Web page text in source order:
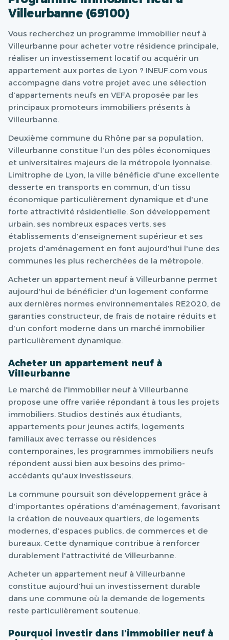
Villeurbanne (69100)
Vous recherchez un programme immobilier neuf à
Villeurbanne pour acheter votre résidence principale,
réaliser un investissement locatif ou acquérir un
appartement aux portes de Lyon ? INEUF.com vous
accompagne dans votre projet avec une sélection
d'appartements neufs en VEFA proposée par les
principaux promoteurs immobiliers présents à
Villeurbanne.
Deuxième commune du Rhône par sa population,
Villeurbanne constitue l'un des pôles économiques
et universitaires majeurs de la métropole lyonnaise.
Limitrophe de Lyon, la ville bénéficie d'une excellente
desserte en transports en commun, d'un tissu
économique particulièrement dynamique et d'une
forte attractivité résidentielle. Son développement
urbain, ses nombreux espaces verts, ses
établissements d'enseignement supérieur et ses
projets d'aménagement en font aujourd'hui l'une des
communes les plus recherchées de la métropole.
Acheter un appartement neuf à Villeurbanne permet
aujourd'hui de bénéficier d'un logement conforme
aux dernières normes environnementales RE2020, de
garanties constructeur, de frais de notaire réduits et
d'un confort moderne dans un marché immobilier
particulièrement dynamique.
Acheter un appartement neuf à
Villeurbanne
Le marché de l'immobilier neuf à Villeurbanne
propose une offre variée répondant à tous les projets
immobiliers. Studios destinés aux étudiants,
appartements pour jeunes actifs, logements
familiaux avec terrasse ou résidences
contemporaines, les programmes immobiliers neufs
répondent aussi bien aux besoins des primo-
accédants qu'aux investisseurs.
La commune poursuit son développement grâce à
d'importantes opérations d'aménagement, favorisant
la création de nouveaux quartiers, de logements
modernes, d'espaces publics, de commerces et de
bureaux. Cette dynamique contribue à renforcer
durablement l'attractivité de Villeurbanne.
Acheter un appartement neuf à Villeurbanne
constitue aujourd'hui un investissement durable
dans une commune où la demande de logements
reste particulièrement soutenue.
Pourquoi investir dans l'immobilier neuf à